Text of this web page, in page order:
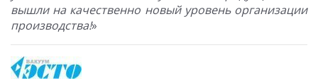
вышли на качественно новый уровень организации
производства!»